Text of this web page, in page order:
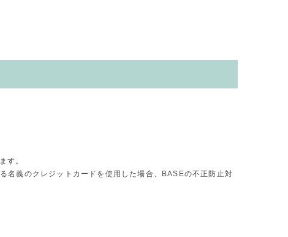
す。
名義のクレジットカードを使用した場合、BASEの不正防止対